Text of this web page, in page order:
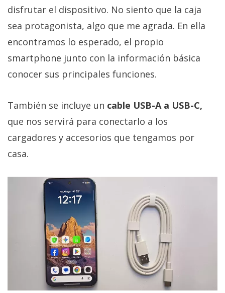
disfrutar el dispositivo. No siento que la caja
sea protagonista, algo que me agrada. En ella
encontramos lo esperado, el propio
smartphone junto con la información básica
conocer sus principales funciones.
También se incluye un cable USB-A a USB-C,
que nos servirá para conectarlo a los
cargadores y accesorios que tengamos por
casa.